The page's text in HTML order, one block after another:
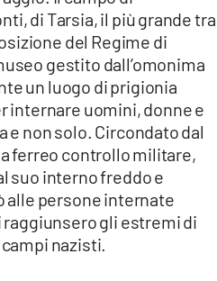
di Tarsia, il più grande tra
del Regime di
gestito dall’omonima
un luogo di prigionia
internare uomini, donne e
e non solo. Circondato dal
ferreo controllo militare,
suo interno freddo e
alle persone internate
gli estremi di
nazisti.